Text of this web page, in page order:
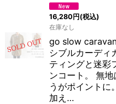
16,280円(税込)
在庫なし
go slow
シブルカーディ
ティングと迷彩
ンコート。 無
うがポイントに
加え…